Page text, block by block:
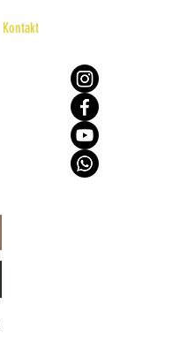
Kontakt